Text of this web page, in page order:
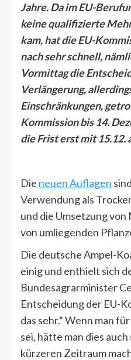
Jahre. Da im EU-
keine qualifizierte
kam, hat die EU-
nach sehr schnell,
Vormittag die
Verlängerung,
Einschränkungen,
Kommission bis 14.
die Frist erst mit 15.12.
Die neuen Auflagen
Verwendung als
und die Umsetzung von
von umliegenden
Die deutsche Ampel-
einig und enthielt sich
Bundesagrarminister
Entscheidung der EU-
das sehr.“ Wenn man
sei, hätte man dies
kürzeren Zeitraum